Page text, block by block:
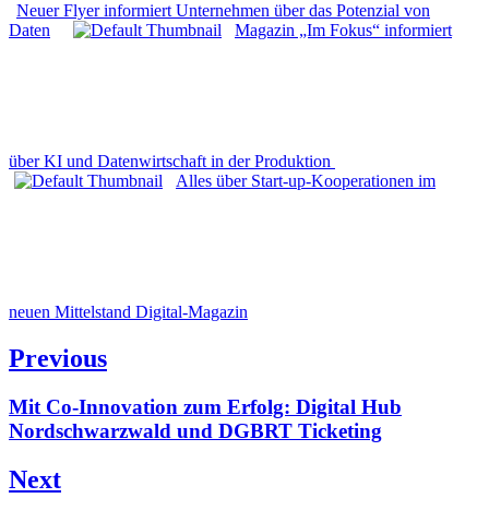
Neuer Flyer informiert Unternehmen über das Potenzial von
Daten
Magazin „Im Fokus“ informiert
über KI und Datenwirtschaft in der Produktion
Alles über Start-up-Kooperationen im
neuen Mittelstand Digital-Magazin
Beitragsnavigation
Previous
Previous
post:
Mit Co-Innovation zum Erfolg: Digital Hub
Nordschwarzwald und DGBRT Ticketing
Next